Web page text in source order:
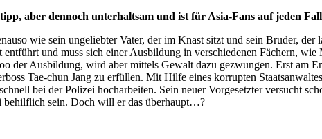
aber dennoch unterhaltsam und ist für Asia-Fans auf jeden
wie sein ungeliebter Vater, der im Knast sitzt und sein Bruder,
und muss sich einer Ausbildung in verschiedenen Fächern,
der Ausbildung, wird aber mittels Gewalt dazu gezwungen. Erst am
Tae-chun Jang zu erfüllen. Mit Hilfe eines korrupten
bei der Polizei hocharbeiten. Sein neuer Vorgesetzter versucht
behilflich sein. Doch will er das überhaupt…?